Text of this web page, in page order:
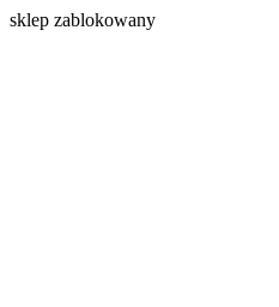
sklep zablokowany